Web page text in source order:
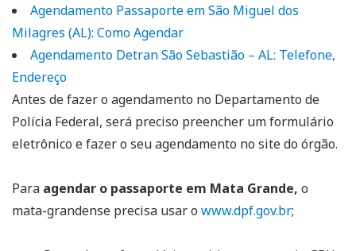
Agendamento Passaporte em São Miguel dos
Milagres (AL): Como Agendar
Agendamento Detran São Sebastião – AL: Telefone,
Endereço
Antes de fazer o agendamento no Departamento de
Polícia Federal, será preciso preencher um formulário
eletrônico e fazer o seu agendamento no site do órgão.
Para agendar o passaporte em Mata Grande, o
mata-grandense precisa usar o www.dpf.gov.br;